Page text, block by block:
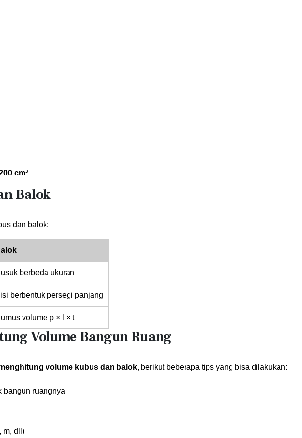
cm³.
Balok
dan balok:
berbeda ukuran
berbentuk persegi panjang
volume p × l × t
Volume Bangun Ruang
volume kubus dan balok, berikut beberapa tips yang bisa dilakukan:
bangun ruangnya
m, dll)